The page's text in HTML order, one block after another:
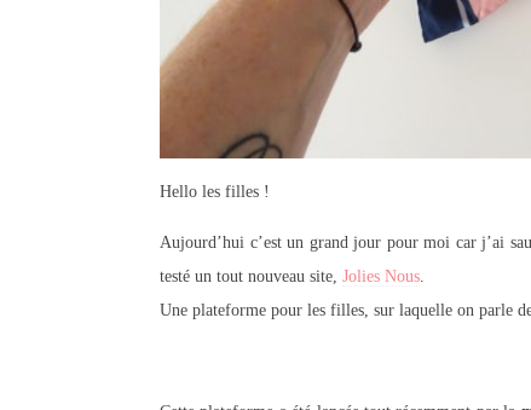
Hello les filles !
Aujourd’hui c’est un grand jour pour moi car j’ai
testé un tout nouveau site, Jolies Nous.
Une plateforme pour les filles, sur laquelle on parle